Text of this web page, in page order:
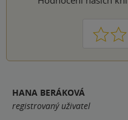
1 2 3
HANA BERÁKOVÁ
registrovaný uživatel